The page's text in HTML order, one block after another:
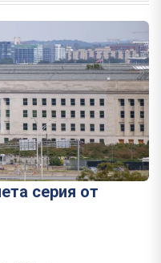
серия от